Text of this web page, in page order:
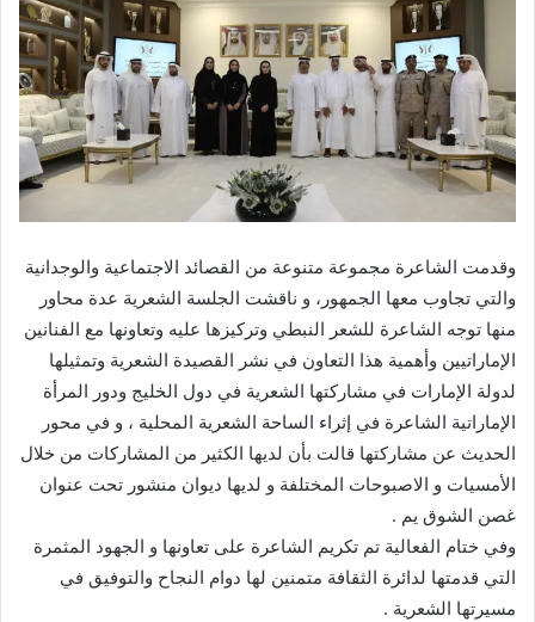
وقدمت الشاعرة مجموعة متنوعة من القصائد الاجتماعية والوجدانية
والتي تجاوب معها الجمهور، و ناقشت الجلسة الشعرية عدة محاور
منها توجه الشاعرة للشعر النبطي وتركيزها عليه وتعاونها مع الفنانين
الإماراتيين وأهمية هذا التعاون في نشر القصيدة الشعرية وتمثيلها
لدولة الإمارات في مشاركتها الشعرية في دول الخليج ودور المرأة
الإماراتية الشاعرة في إثراء الساحة الشعرية المحلية ، و في محور
الحديث عن مشاركتها قالت بأن لديها الكثير من المشاركات من خلال
الأمسيات و الاصبوحات المختلفة و لديها ديوان منشور تحت عنوان
غصن الشوق يم .
وفي ختام الفعالية تم تكريم الشاعرة على تعاونها و الجهود المثمرة
التي قدمتها لدائرة الثقافة متمنين لها دوام النجاح والتوفيق في
مسيرتها الشعرية .